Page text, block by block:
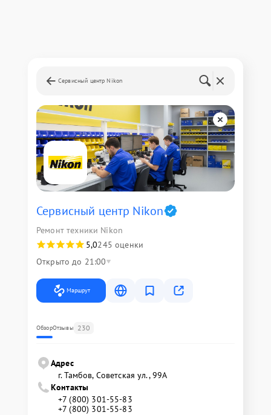
Сервисный центр Nikon
Сервисный центр Nikon
Ремонт техники Nikon
5,0245 оценки
Открыто до 21:00
Маршрут
ОбзорОтзывы 230
Адрес
г. Тамбов, Советская ул., 99А
Контакты
+7 (800) 301-55-83
+7 (800) 301-55-83